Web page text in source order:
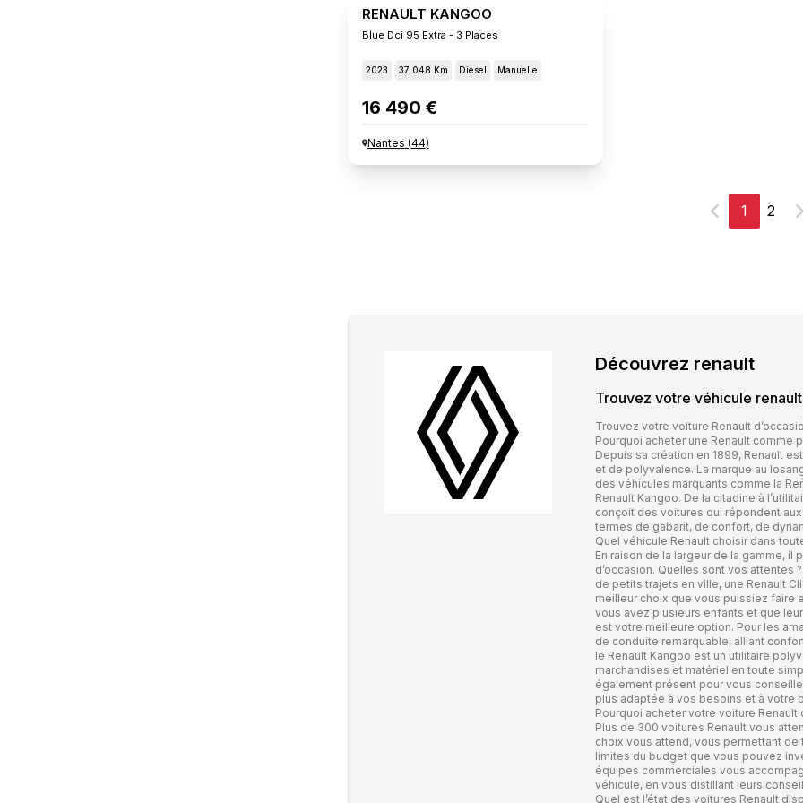
RENAULT KANGOO
Blue Dci 95 Extra - 3 Places
2023 37 048 Km Diesel Manuelle
16 490 €
Nantes (44)
Précédent
1 2
Découvrez renault
Trouvez votre véhicule renault
Trouvez votre voiture Renault
Pourquoi acheter une Renault comme
Depuis sa création en 1899, Renault
et de polyvalence. La marque au
des véhicules marquants comme la
Renault Kangoo. De la citadine à
conçoit des voitures qui répondent
termes de gabarit, de confort, de
Quel véhicule Renault choisir dans
En raison de la largeur de la gamme,
d’occasion. Quelles sont vos attentes
de petits trajets en ville, une Renault
meilleur choix que vous puissiez faire
vous avez plusieurs enfants et que
est votre meilleure option. Pour les
de conduite remarquable, alliant
le Renault Kangoo est un utilitaire
marchandises et matériel en toute
également présent pour vous
plus adaptée à vos besoins et à votre
Pourquoi acheter votre voiture Renault
Plus de 300 voitures Renault vous
choix vous attend, vous permettant
limites du budget que vous pouvez
équipes commerciales vous
véhicule, en vous distillant leurs
Quel est l’état des voitures Renault